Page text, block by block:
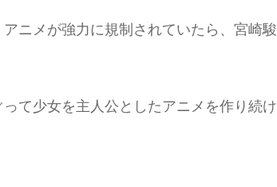
ニメが強力に規制されていたら、宮崎駿
て少女を主人公としたアニメを作り続け